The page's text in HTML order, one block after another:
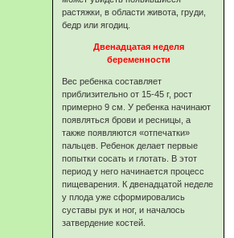
растяжки, в области живота, груди,
бедр или ягодиц.
Двенадцатая неделя
беременности
Вес ребенка составляет
приблизительно от 15-45 г, рост
примерно 9 см. У ребенка начинают
появляться брови и ресницы, а
также появляются «отпечатки»
пальцев. Ребенок делает первые
попытки сосать и глотать. В этот
период у него начинается процесс
пищеварения. К двенадцатой неделе
у плода уже сформировались
суставы рук и ног, и началось
затвердение костей.